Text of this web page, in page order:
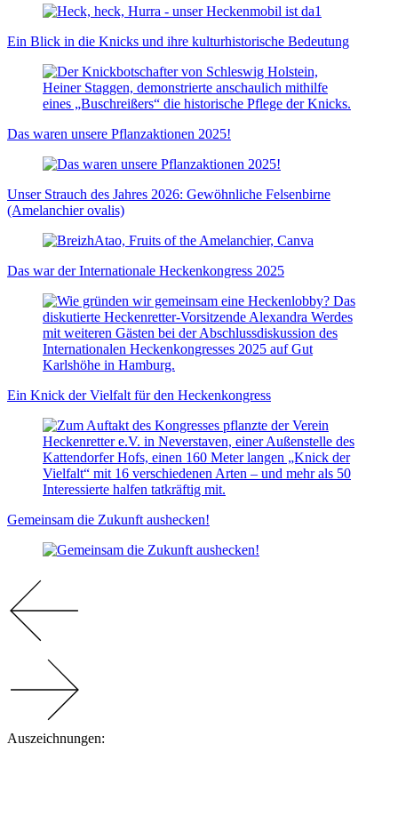
Ein Blick in die Knicks und ihre kulturhistorische Bedeutung
Das waren unsere Pflanzaktionen 2025!
Unser Strauch des Jahres 2026: Gewöhnliche Felsenbirne
(Amelanchier ovalis)
Das war der Internationale Heckenkongress 2025
Ein Knick der Vielfalt für den Heckenkongress
Gemeinsam die Zukunft aushecken!
Auszeichnungen: